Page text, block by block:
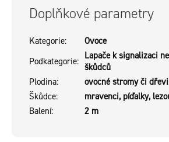
Doplňkové parametry
Kategorie:
Ovoce
Podkategorie: Lapače k signalizaci
škůdců
Plodina:
ovocné stromy či
Škůdce:
mravenci, píďalky,
Balení: 2 m